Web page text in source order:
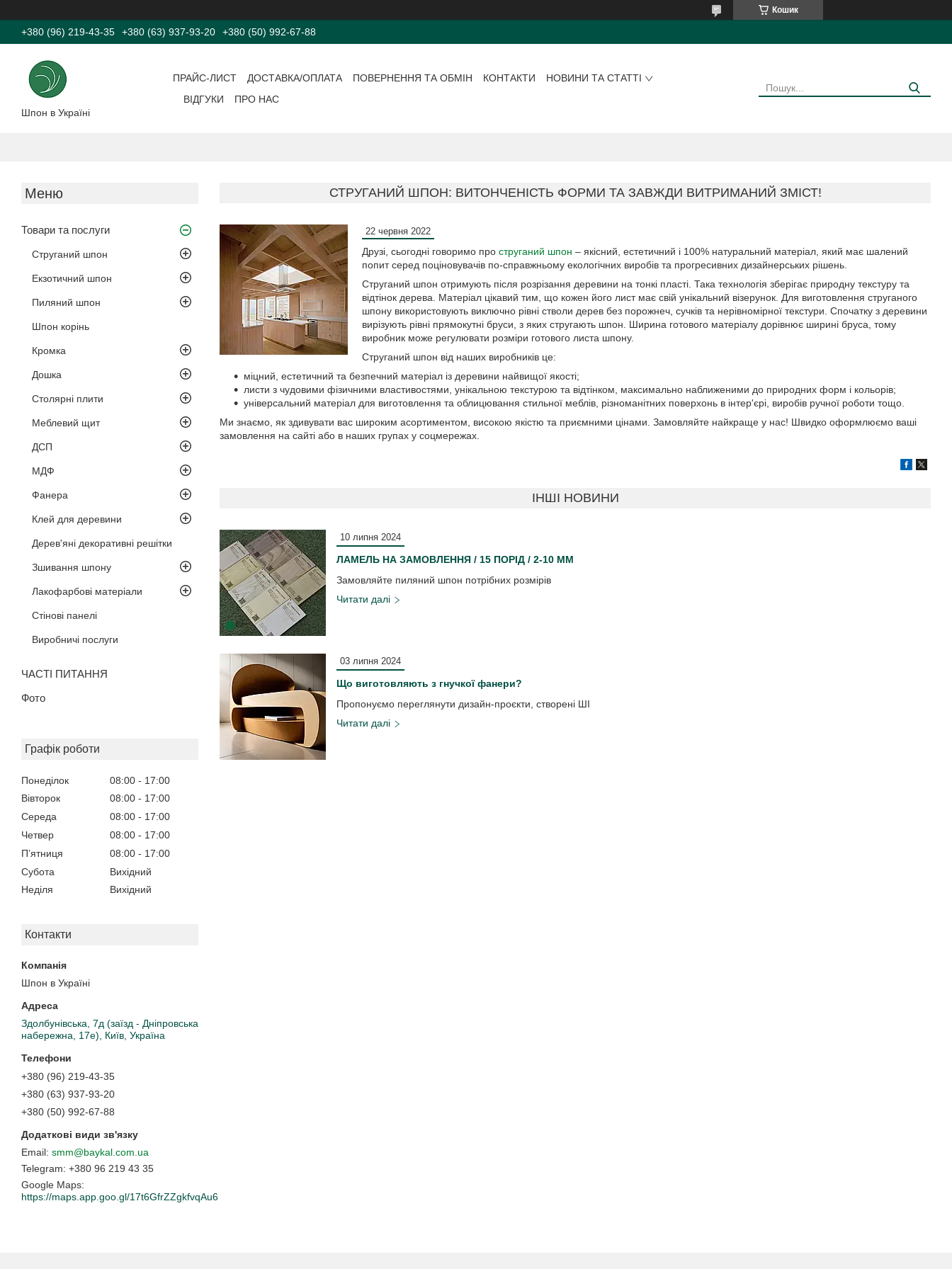
Кошик
+380 (96) 219-43-35 +380 (63) 937-93-20 +380 (50) 992-67-88
Шпон в Україні
ПРАЙС-ЛИСТ ДОСТАВКА/ОПЛАТА ПОВЕРНЕННЯ ТА ОБМІН КОНТАКТИ
НОВИНИ ТА СТАТТІ
ВІДГУКИ
ПРО НАС
Товари та послуги
Струганий шпон
Екзотичний шпон
Пиляний шпон
Шпон корінь
Кромка
Дошка
Столярні плити
Меблевий щит
ДСП
МДФ
Фанера
Клей для деревини
Дерев'яні декоративні решітки
Зшивання шпону
Лакофарбові матеріали
Стінові панелі
Виробничі послуги
ЧАСТІ ПИТАННЯ
Фото
Графік роботи
Понеділок 08:00
17:00
Вівторок
08:00
17:00
Середа
08:00
17:00
Четвер
08:00
17:00
Пʼятниця
08:00
17:00
Субота
Вихідний
Неділя
Вихідний
Контакти
Шпон в Україні
Здолбунівська, 7д (заїзд - Дніпровська
набережна, 17е), Київ, Україна
+380 (96) 219-43-35
+380 (63) 937-93-20
+380 (50) 992-67-88
smm@baykal.com.ua
+380 96 219 43 35
Google Maps
https://maps.app.goo.gl/17t6GfrZZgkfvqAu6
СТРУГАНИЙ ШПОН: ВИТОНЧЕНІСТЬ ФОРМИ ТА ЗАВЖДИ ВИТРИМАНИЙ ЗМІСТ!
22 червня 2022
Друзі, сьогодні говоримо про струганий шпон – якісний, естетичний і 100% натуральний матеріал, який має шалений
попит серед поціновувачів по-справжньому екологічних виробів та прогресивних дизайнерських рішень.
Струганий шпон отримують після розрізання деревини на тонкі пласті. Така технологія зберігає природну текстуру та
відтінок дерева. Матеріал цікавий тим, що кожен його лист має свій унікальний візерунок. Для виготовлення струганого
шпону використовують виключно рівні стволи дерев без порожнеч, сучків та нерівномірної текстури. Спочатку з деревини
вирізують рівні прямокутні бруси, з яких стругають шпон. Ширина готового матеріалу дорівнює ширині бруса, тому
виробник може регулювати розміри готового листа шпону.
Струганий шпон від наших виробників це:
міцний, естетичний та безпечний матеріал із деревини найвищої якості;
листи з чудовими фізичними властивостями, унікальною текстурою та відтінком, максимально наближеними до природних форм і кольорів;
універсальний матеріал для виготовлення та облицювання стильної меблів, різноманітних поверхонь в інтер'єрі, виробів ручної роботи тощо.
Ми знаємо, як здивувати вас широким асортиментом, високою якістю та приємними цінами. Замовляйте найкраще у нас! Швидко оформлюємо ваші
замовлення на сайті або в наших групах у соцмережах.
ІНШІ НОВИНИ
10 липня 2024
ЛАМЕЛЬ НА ЗАМОВЛЕННЯ / 15 ПОРІД / 2-10 ММ
Замовляйте пиляний шпон потрібних розмірів
03 липня 2024
Що виготовляють з гнучкої фанери?
Пропонуємо переглянути дизайн-проєкти, створені ШІ